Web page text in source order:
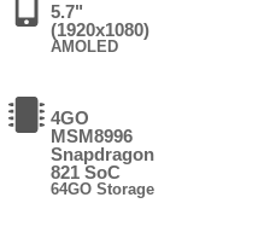
5.7"
(1920x1080)
AMOLED
4GO
MSM8996
Snapdragon
821 SoC
64GO Storage